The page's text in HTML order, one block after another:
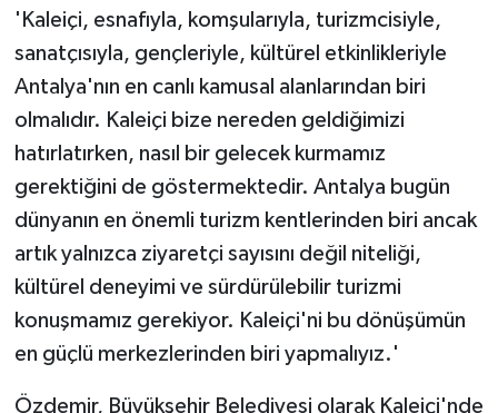
'Kaleiçi, esnafıyla, komşularıyla, turizmcisiyle,
sanatçısıyla, gençleriyle, kültürel etkinlikleriyle
Antalya'nın en canlı kamusal alanlarından biri
olmalıdır. Kaleiçi bize nereden geldiğimizi
hatırlatırken, nasıl bir gelecek kurmamız
gerektiğini de göstermektedir. Antalya bugün
dünyanın en önemli turizm kentlerinden biri ancak
artık yalnızca ziyaretçi sayısını değil niteliği,
kültürel deneyimi ve sürdürülebilir turizmi
konuşmamız gerekiyor. Kaleiçi'ni bu dönüşümün
en güçlü merkezlerinden biri yapmalıyız.'
Özdemir, Büyükşehir Belediyesi olarak Kaleiçi'nde